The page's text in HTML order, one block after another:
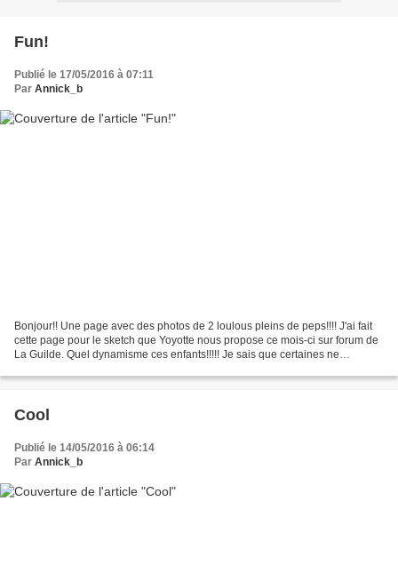
Fun!
Publié le 17/05/2016 à 07:11
Par Annick_b
Bonjour!! Une page avec des photos de 2 loulous pleins de peps!!!! J'ai fait
cette page pour le sketch que Yoyotte nous propose ce mois-ci sur forum de
La Guilde. Quel dynamisme ces enfants!!!!! Je sais que certaines ne
Cool
Publié le 14/05/2016 à 06:14
Par Annick_b